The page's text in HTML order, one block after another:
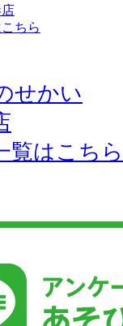
ちら
せかい
覧はこちら